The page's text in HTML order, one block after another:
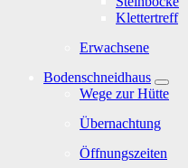
Klettertreff
Erwachsene
Bodenschneidhaus
Wege zur Hütte
Übernachtung
Öffnungszeiten